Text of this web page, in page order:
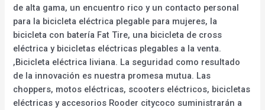
de alta gama, un encuentro rico y un contacto personal
para la bicicleta eléctrica plegable para mujeres, la
bicicleta con batería Fat Tire, una bicicleta de cross
eléctrica y bicicletas eléctricas plegables a la venta.
,Bicicleta eléctrica liviana. La seguridad como resultado
de la innovación es nuestra promesa mutua. Las
choppers, motos eléctricas, scooters eléctricos, bicicletas
eléctricas y accesorios Rooder citycoco suministrarán a